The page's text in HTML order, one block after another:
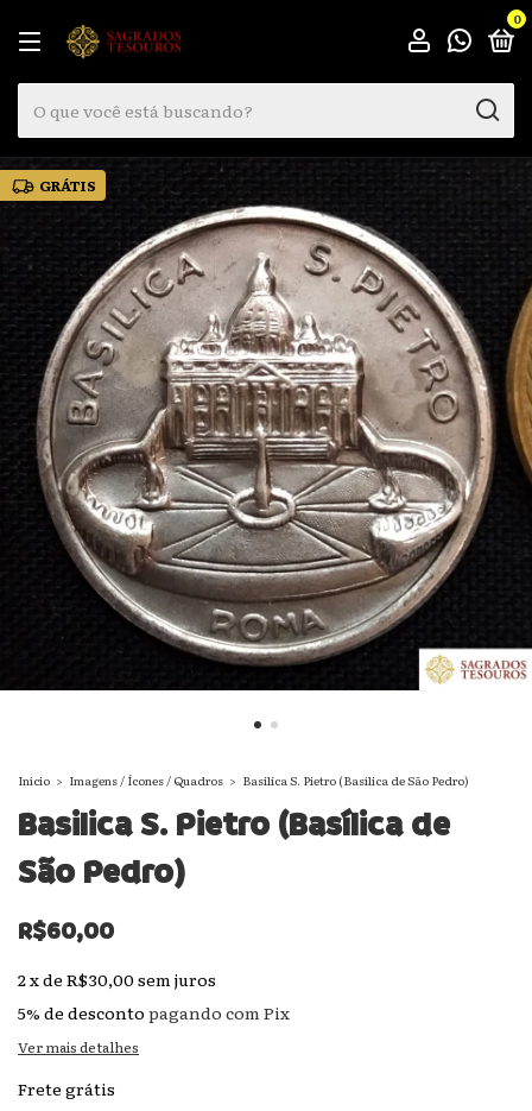
0
GRÁTIS
Início > Imagens / Ícones / Quadros > Basilica S. Pietro (Basílica de São Pedro)
Basilica S. Pietro (Basílica de
São Pedro)
R$60,00
2xde R$30,00 sem juros
5% de desconto pagando com Pix
Ver mais detalhes
Frete grátis